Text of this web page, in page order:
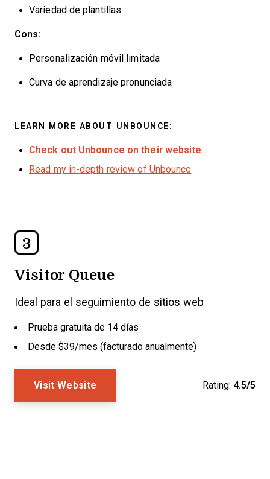
Variedad de plantillas
Cons:
Personalización móvil limitada
Curva de aprendizaje pronunciada
LEARN MORE ABOUT UNBOUNCE:
Check out Unbounce on their website
Read my in-depth review of Unbounce
3
Visitor Queue
Ideal para el seguimiento de sitios web
Prueba gratuita de 14 días
Desde $39/mes (facturado anualmente)
Visit Website Rating: 4.5/5